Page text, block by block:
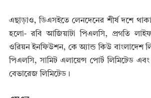
এছাড়াও, ডিএসইতে লেনদেনের শীর্ষ দশে
হলো- রবি আজিয়াটা পিএলসি, প্রগতি লাইফ
ওরিয়ন ইনফিউশন, কে অ্যান্ড কিউ বাংলাদেশ
পিএলসি, সামিট এলায়েন্স পোর্ট লিমিটেড
বেভারেজ লিমিটেড।